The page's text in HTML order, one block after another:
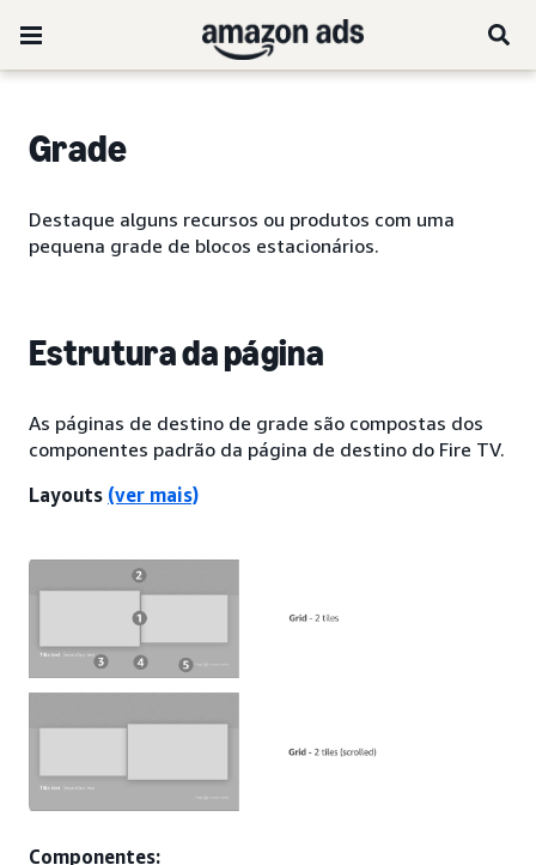
Grade
Destaque alguns recursos ou produtos com uma
pequena grade de blocos estacionários.
Estrutura da página
As páginas de destino de grade são compostas dos
componentes padrão da página de destino do Fire TV.
Layouts (ver mais)
Componentes: